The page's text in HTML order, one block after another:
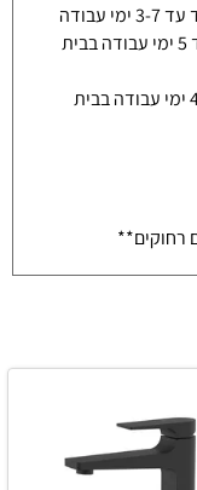
* שליח עד הבית ע"י שליח חברה אספקה עד 5 ימי עבודה בבית
*התקנת מראה / כיור בלבד- אספקה עד 4-7 ימי עבודה בבית
רחוקים**